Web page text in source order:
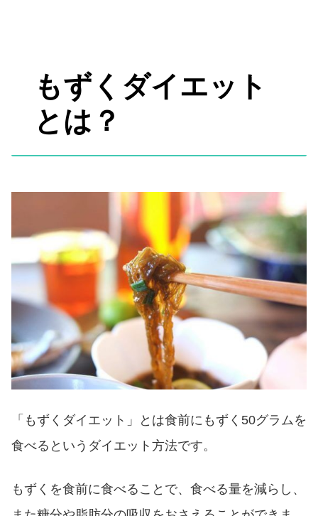
もずくダイエット
とは？
「もずくダイエット」とは食前にもずく50グラムを
食べるというダイエット方法です。
もずくを食前に食べることで、食べる量を減らし、